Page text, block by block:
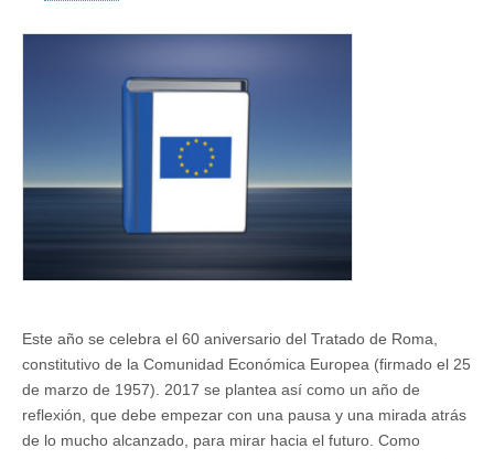
Este año se celebra el 60 aniversario del Tratado de Roma,
constitutivo de la Comunidad Económica Europea (firmado el 25
de marzo de 1957). 2017 se plantea así como un año de
reflexión, que debe empezar con una pausa y una mirada atrás
de lo mucho alcanzado, para mirar hacia el futuro. Como